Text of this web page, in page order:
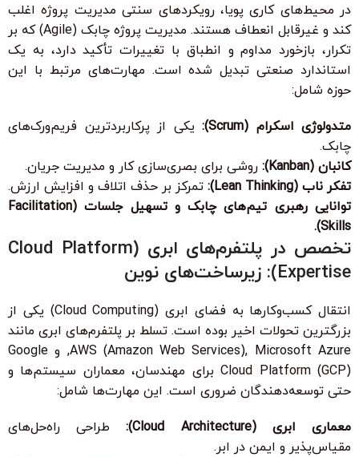
در محیط‌های کاری پویا، رویکردهای سنتی مدیریت پروژه اغلب
کند و غیرقابل انعطاف هستند. مدیریت پروژه چابک (Agile) که بر
تکرار، بازخورد مداوم و انطباق با تغییرات تأکید دارد، به یک
استاندارد صنعتی تبدیل شده است. مهارت‌های مرتبط با این
حوزه شامل:
متدولوژی اسکرام (Scrum):
یکی از پرکاربردترین فریم‌ورک‌های
چابک.
کانبان (Kanban):
روشی برای بصری‌سازی کار و مدیریت جریان.
تفکر ناب (Lean Thinking):
تمرکز بر حذف اتلاف و افزایش ارزش.
توانایی رهبری تیم‌های چابک و تسهیل جلسات (Facilitation
Skills).
تخصص در پلتفرم‌های ابری (Cloud Platform
Expertise): زیرساخت‌های نوین
انتقال کسب‌وکارها به فضای ابری (Cloud Computing) یکی از
بزرگترین تحولات اخیر بوده است. تسلط بر پلتفرم‌های ابری مانند
AWS (Amazon Web Services), Microsoft Azure, و Google
Cloud Platform (GCP) برای مهندسان، معماران سیستم‌ها و
حتی توسعه‌دهندگان ضروری است. این مهارت‌ها شامل:
معماری ابری (Cloud Architecture):
طراحی راه‌حل‌های
مقیاس‌پذیر و ایمن در ابر.